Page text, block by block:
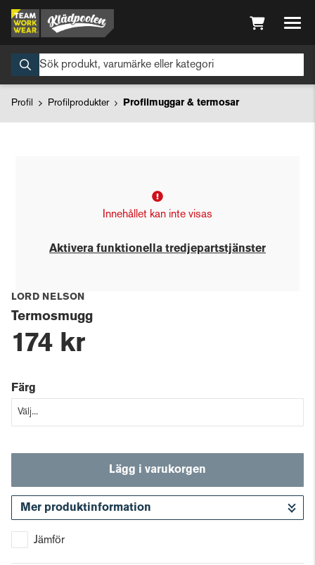
Profil Profilprodukter Profilmuggar & termosar
Innehållet kan inte visas
Aktivera funktionella tredjepartstjänster
LORD NELSON
Termosmugg
174 kr
Färg
Lägg i varukorgen
Mer produktinformation
Jämför